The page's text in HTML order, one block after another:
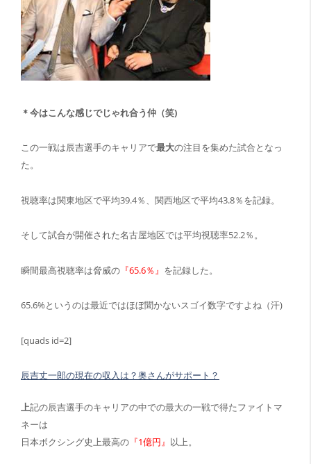
＊今はこんな感じでじゃれ合う仲（笑)
この一戦は辰吉選手のキャリアで最大の注目を集めた試合となっ
た。
視聴率は関東地区で平均39.4％、関西地区で平均43.8％を記録。
そして試合が開催された名古屋地区では平均視聴率52.2％。
瞬間最高視聴率は脅威の 『65.6％』 を記録した。
65.6%というのは最近ではほぼ聞かないスゴイ数字ですよね（汗)
[quads id=2]
辰吉丈一郎の現在の収入は？奥さんがサポート？
上記の辰吉選手のキャリアの中での最大の一戦で得たファイトマ
ネーは
日本ボクシング史上最高の 『1億円』 以上。